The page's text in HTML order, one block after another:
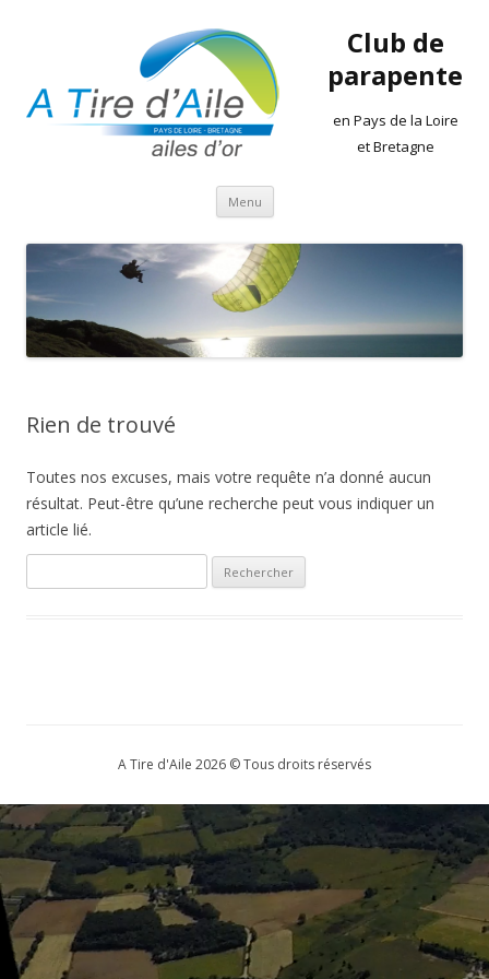
Club de
parapente
en Pays de la Loire
et Bretagne
Menu Aller
contenu
Rien de trouvé
Toutes nos excuses, mais votre requête n’a donné aucun
résultat. Peut-être qu’une recherche peut vous indiquer un
article lié.
A Tire d'Aile 2026 © Tous droits réservés